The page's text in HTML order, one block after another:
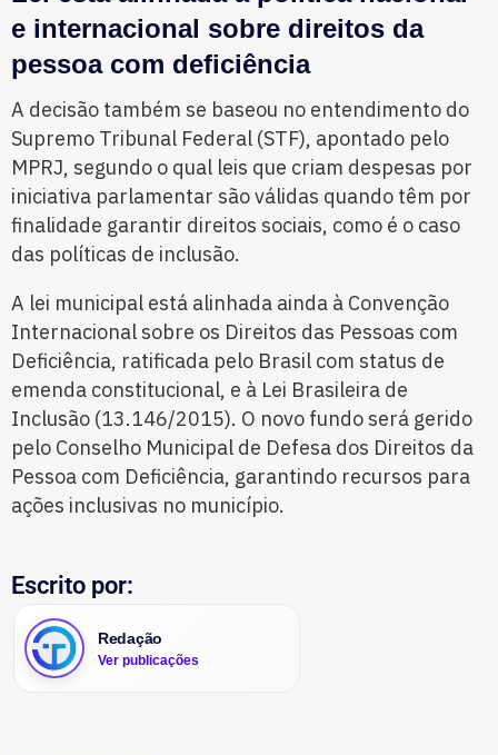
e internacional sobre direitos da
pessoa com deficiência
A decisão também se baseou no entendimento do
Supremo Tribunal Federal (STF), apontado pelo
MPRJ, segundo o qual leis que criam despesas por
iniciativa parlamentar são válidas quando têm por
finalidade garantir direitos sociais, como é o caso
das políticas de inclusão.
A lei municipal está alinhada ainda à Convenção
Internacional sobre os Direitos das Pessoas com
Deficiência, ratificada pelo Brasil com status de
emenda constitucional, e à Lei Brasileira de
Inclusão (13.146/2015). O novo fundo será gerido
pelo Conselho Municipal de Defesa dos Direitos da
Pessoa com Deficiência, garantindo recursos para
ações inclusivas no município.
Escrito por:
Redação
Ver publicações